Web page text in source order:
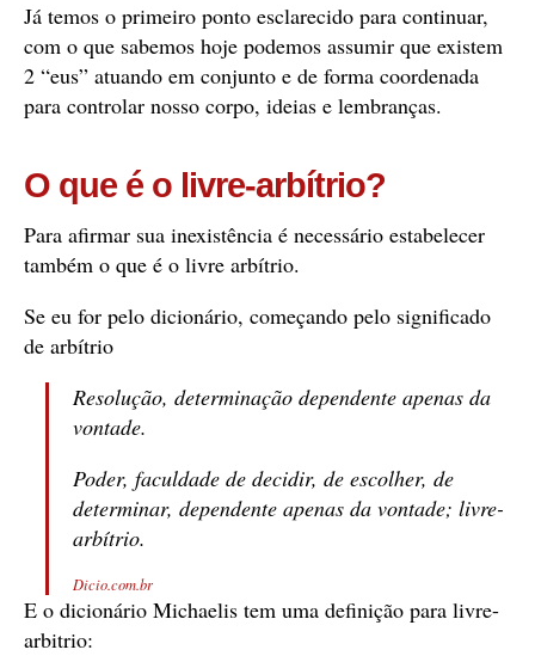
Já temos o primeiro ponto esclarecido para continuar,
com o que sabemos hoje podemos assumir que existem
2 “eus” atuando em conjunto e de forma coordenada
para controlar nosso corpo, ideias e lembranças.
O que é o livre-arbítrio?
Para afirmar sua inexistência é necessário estabelecer
também o que é o livre arbítrio.
Se eu for pelo dicionário, começando pelo significado
de arbítrio
Resolução, determinação dependente apenas da
vontade.
Poder, faculdade de decidir, de escolher, de
determinar, dependente apenas da vontade; livre-
arbítrio.
Dicio.com.br
E o dicionário Michaelis tem uma definição para livre-
arbitrio: